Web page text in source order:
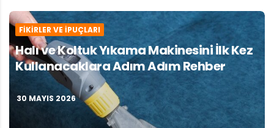
FIKIRLER VE İPUÇLARI
Halı ve Koltuk Yıkama Makinesini İlk Kez
Kullanacaklara Adım Adım Rehber
30 MAYIS 2026